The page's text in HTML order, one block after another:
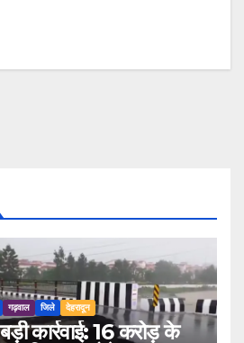
गढ़वाल जिले देहरादून
कार्रवाई: 16 करोड़ के